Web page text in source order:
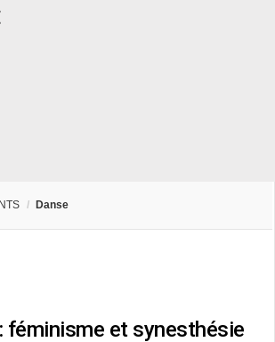
/ Danse
féminisme et synesthésie